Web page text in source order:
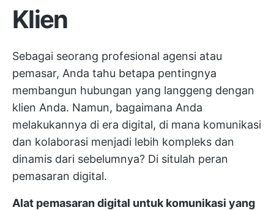
Klien
Sebagai seorang profesional agensi atau
pemasar, Anda tahu betapa pentingnya
membangun hubungan yang langgeng dengan
klien Anda. Namun, bagaimana Anda
melakukannya di era digital, di mana komunikasi
dan kolaborasi menjadi lebih kompleks dan
dinamis dari sebelumnya? Di situlah peran
pemasaran digital.
Alat pemasaran digital untuk komunikasi yang